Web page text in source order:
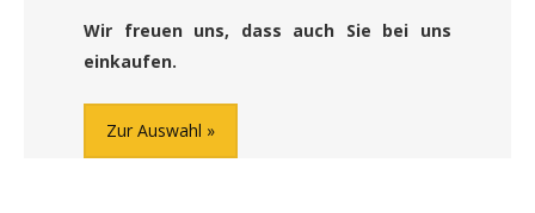
Wir freuen uns, dass auch Sie bei uns
einkaufen.
Zur Auswahl